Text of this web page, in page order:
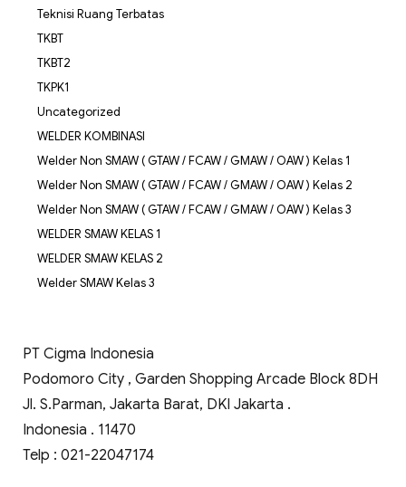
Teknisi Ruang Terbatas
TKBT
TKBT2
TKPK1
Uncategorized
WELDER KOMBINASI
Welder Non SMAW ( GTAW / FCAW / GMAW / OAW ) Kelas 1
Welder Non SMAW ( GTAW / FCAW / GMAW / OAW ) Kelas 2
Welder Non SMAW ( GTAW / FCAW / GMAW / OAW ) Kelas 3
WELDER SMAW KELAS 1
WELDER SMAW KELAS 2
Welder SMAW Kelas 3
PT Cigma Indonesia
Podomoro City , Garden Shopping Arcade Block 8DH
Jl. S.Parman, Jakarta Barat, DKI Jakarta .
Indonesia . 11470
Telp : 021-22047174